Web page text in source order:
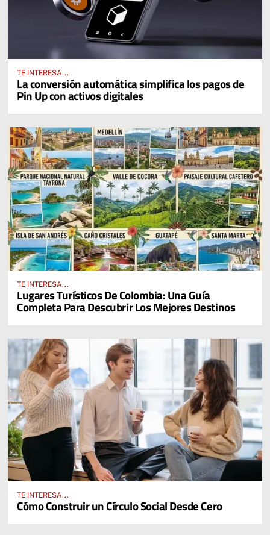
TE INTERESA...
La conversión automática simplifica los pagos de
Pin Up con activos digitales
TE INTERESA...
Lugares Turísticos De Colombia: Una Guía
Completa Para Descubrir Los Mejores Destinos
TE INTERESA...
Cómo Construir un Círculo Social Desde Cero